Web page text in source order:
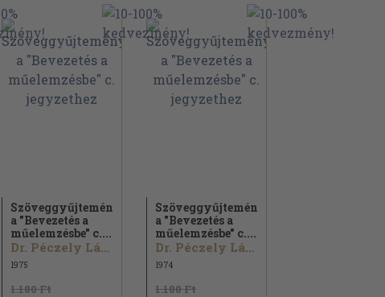
Szöveggyűjtemény
a "Bevezetés a
műelemzésbe" c....
Dr. Péczely László
1975
1.180 Ft
Szöveggyűjtemény
a "Bevezetés a
műelemzésbe" c....
Dr. Péczely László
1974
1.180 Ft